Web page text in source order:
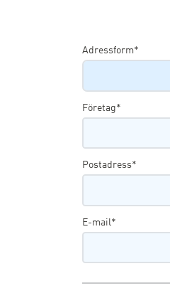
Adressform*
Företag*
Postadress*
E-mail*